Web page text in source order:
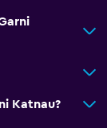
Katnau?